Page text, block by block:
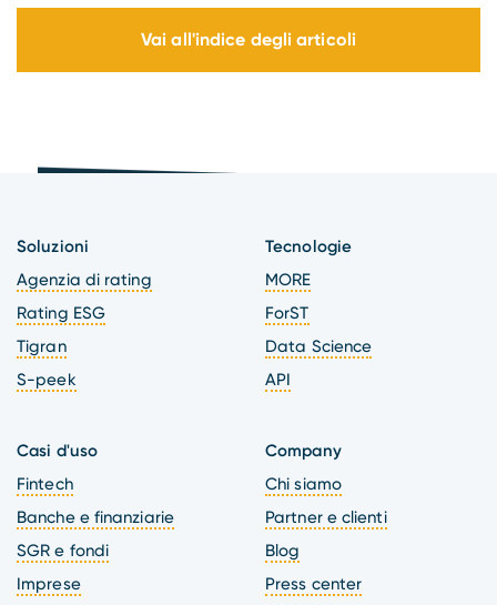
Vai all'indice degli articoli
Soluzioni
Agenzia di rating
Rating ESG
Tigran
S-peek
Tecnologie
MORE
ForST
Data Science
API
Casi d'uso
Fintech
Banche e finanziarie
SGR e fondi
Imprese
Company
Chi siamo
Partner e clienti
Blog
Press center